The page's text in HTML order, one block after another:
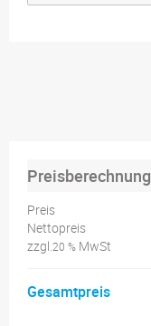
Preisberechnung
Preis
Nettopreis
zzgl.20 % MwSt
Gesamtpreis